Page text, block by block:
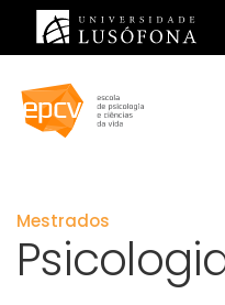
Saltar para o
Mestrados